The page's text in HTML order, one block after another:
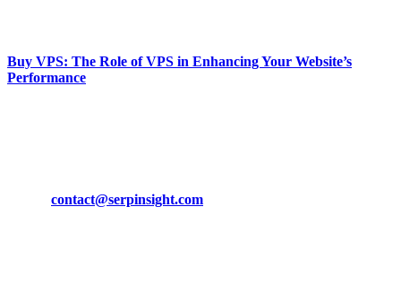
Buy VPS: The Role of VPS in Enhancing Your Website’s
Performance
contact@serpinsight.com